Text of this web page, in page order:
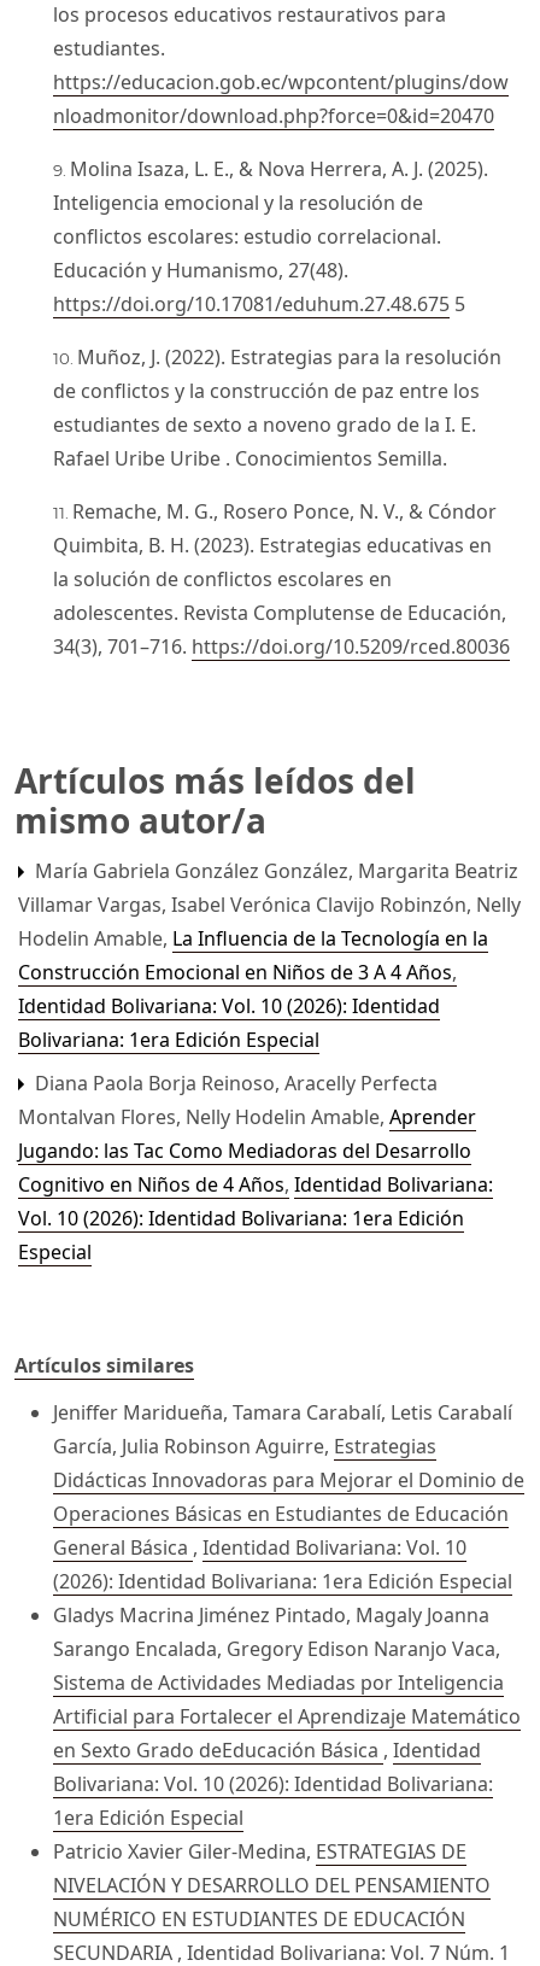
los procesos educativos restaurativos para
estudiantes.
https://educacion.gob.ec/wpcontent/plugins/dow
nloadmonitor/download.php?force=0&id=20470
Molina Isaza, L. E., & Nova Herrera, A. J. (2025).
Inteligencia emocional y la resolución de
conflictos escolares: estudio correlacional.
Educación y Humanismo, 27(48).
https://doi.org/10.17081/eduhum.27.48.675 5
Muñoz, J. (2022). Estrategias para la resolución
de conflictos y la construcción de paz entre los
estudiantes de sexto a noveno grado de la I. E.
Rafael Uribe Uribe . Conocimientos Semilla.
Remache, M. G., Rosero Ponce, N. V., & Cóndor
Quimbita, B. H. (2023). Estrategias educativas en
la solución de conflictos escolares en
adolescentes. Revista Complutense de Educación,
34(3), 701–716. https://doi.org/10.5209/rced.80036
Artículos más leídos del
mismo autor/a
María Gabriela González González, Margarita Beatriz
Villamar Vargas, Isabel Verónica Clavijo Robinzón, Nelly
Hodelin Amable, La Influencia de la Tecnología en la
Construcción Emocional en Niños de 3 A 4 Años,
Identidad Bolivariana: Vol. 10 (2026): Identidad
Bolivariana: 1era Edición Especial
Diana Paola Borja Reinoso, Aracelly Perfecta
Montalvan Flores, Nelly Hodelin Amable, Aprender
Jugando: las Tac Como Mediadoras del Desarrollo
Cognitivo en Niños de 4 Años, Identidad Bolivariana:
Vol. 10 (2026): Identidad Bolivariana: 1era Edición
Especial
Artículos similares
Jeniffer Maridueña, Tamara Carabalí, Letis Carabalí
García, Julia Robinson Aguirre, Estrategias
Didácticas Innovadoras para Mejorar el Dominio de
Operaciones Básicas en Estudiantes de Educación
General Básica , Identidad Bolivariana: Vol. 10
(2026): Identidad Bolivariana: 1era Edición Especial
Gladys Macrina Jiménez Pintado, Magaly Joanna
Sarango Encalada, Gregory Edison Naranjo Vaca,
Sistema de Actividades Mediadas por Inteligencia
Artificial para Fortalecer el Aprendizaje Matemático
en Sexto Grado deEducación Básica , Identidad
Bolivariana: Vol. 10 (2026): Identidad Bolivariana:
1era Edición Especial
Patricio Xavier Giler-Medina, ESTRATEGIAS DE
NIVELACIÓN Y DESARROLLO DEL PENSAMIENTO
NUMÉRICO EN ESTUDIANTES DE EDUCACIÓN
SECUNDARIA , Identidad Bolivariana: Vol. 7 Núm. 1